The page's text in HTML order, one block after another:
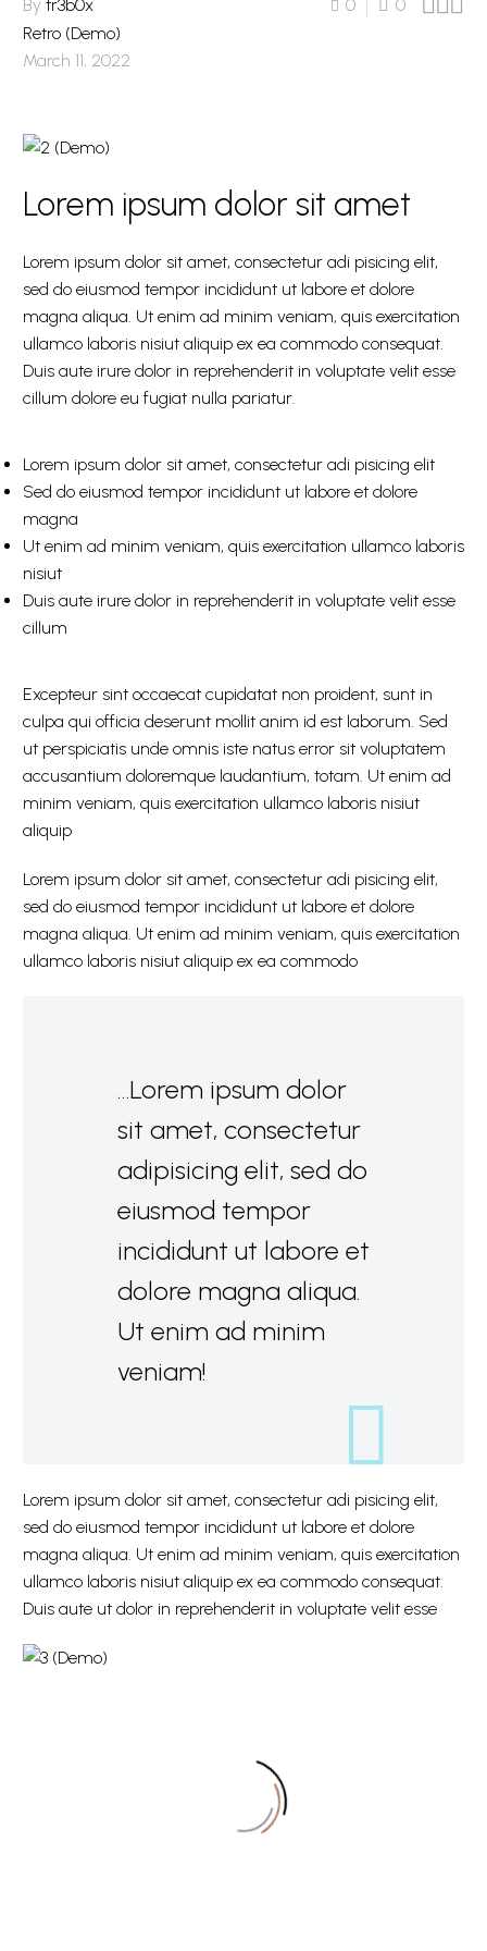
0 0
By tr3b0x
Retro (Demo)
March 11, 2022
Lorem ipsum dolor sit amet
Lorem ipsum dolor sit amet, consectetur adi pisicing elit,
sed do eiusmod tempor incididunt ut labore et dolore
magna aliqua. Ut enim ad minim veniam, quis exercitation
ullamco laboris nisiut aliquip ex ea commodo consequat.
Duis aute irure dolor in reprehenderit in voluptate velit esse
cillum dolore eu fugiat nulla pariatur.
Lorem ipsum dolor sit amet, consectetur adi pisicing elit
Sed do eiusmod tempor incididunt ut labore et dolore
magna
Ut enim ad minim veniam, quis exercitation ullamco laboris
nisiut
Duis aute irure dolor in reprehenderit in voluptate velit esse
cillum
Excepteur sint occaecat cupidatat non proident, sunt in
culpa qui officia deserunt mollit anim id est laborum. Sed
ut perspiciatis unde omnis iste natus error sit voluptatem
accusantium doloremque laudantium, totam. Ut enim ad
minim veniam, quis exercitation ullamco laboris nisiut
aliquip
Lorem ipsum dolor sit amet, consectetur adi pisicing elit,
sed do eiusmod tempor incididunt ut labore et dolore
magna aliqua. Ut enim ad minim veniam, quis exercitation
ullamco laboris nisiut aliquip ex ea commodo
…Lorem ipsum dolor
sit amet, consectetur
adipisicing elit, sed do
eiusmod tempor
incididunt ut labore et
dolore magna aliqua.
Ut enim ad minim
veniam!
Lorem ipsum dolor sit amet, consectetur adi pisicing elit,
sed do eiusmod tempor incididunt ut labore et dolore
magna aliqua. Ut enim ad minim veniam, quis exercitation
ullamco laboris nisiut aliquip ex ea commodo consequat.
Duis aute ut dolor in reprehenderit in voluptate velit esse